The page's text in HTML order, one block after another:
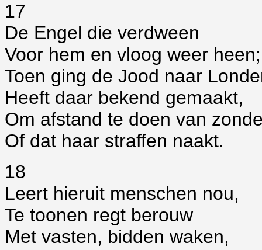
17
De Engel die verdween
Voor hem en vloog weer heen;
Toen ging de Jood naar
Heeft daar bekend gemaakt,
Om afstand te doen van
Of dat haar straffen naakt.
18
Leert hieruit menschen nou,
Te toonen regt berouw
Met vasten, bidden waken,